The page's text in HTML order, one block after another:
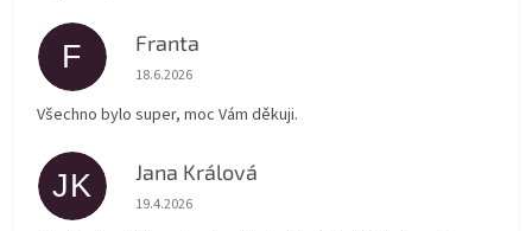
F Franta
Hodnocení obchodu je 5 z 5 hvězdiček.
18.6.2026
Všechno bylo super, moc Vám děkuji.
JK Jana Králová
Hodnocení obchodu je 5 z 5 hvězdiček.
19.4.2026